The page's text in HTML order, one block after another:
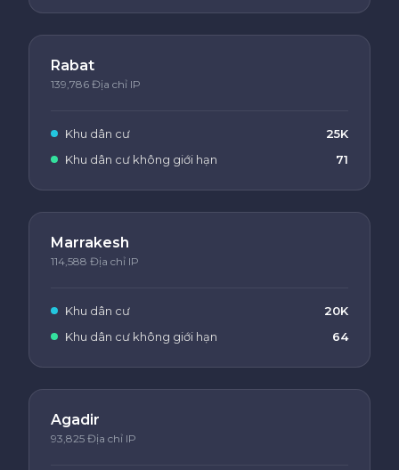
Rabat
139,786 Địa chỉ IP
Khu dân cư
25K
Khu dân cư không giới hạn
71
Marrakesh
114,588 Địa chỉ IP
Khu dân cư
20K
Khu dân cư không giới hạn
64
Agadir
93,825 Địa chỉ IP